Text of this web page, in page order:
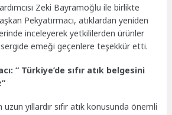
Zeki Bayramoğlu ile birlikte
Pekyatırmacı, atıklardan yeniden
inceleyerek yetkililerden ürünler
sergide emeği geçenlere teşekkür etti.
“ Türkiye’de sıfır atık belgesini
uzun yıllardır sıfır atık konusunda önemli